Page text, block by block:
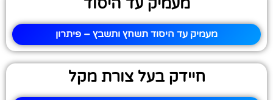
מעמיק עד היסוד
מעמיק עד היסוד תשחץ ותשבץ – פיתרון
חיידק בעל צורת מקל